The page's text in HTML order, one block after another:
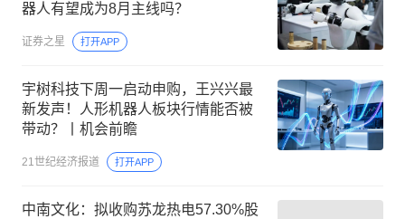
器人有望成为8月主线吗？
证券之星 打开APP
宇树科技下周一启动申购，王兴兴最
新发声！人形机器人板块行情能否被
带动？丨机会前瞻
21世纪经济报道 打开APP
中南文化：拟收购苏龙热电57.30%股